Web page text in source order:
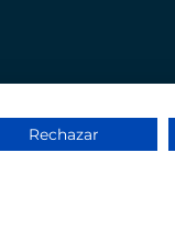
Rechazar